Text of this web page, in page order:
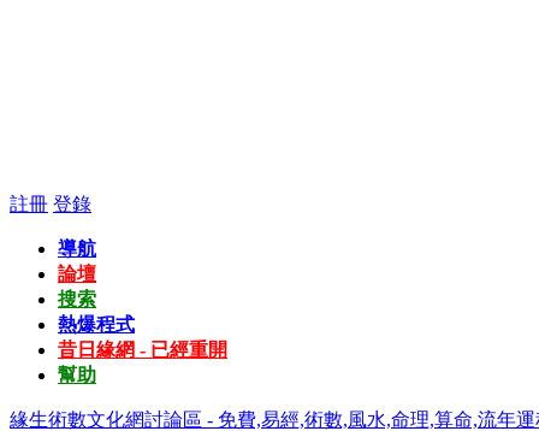
註冊 登錄
導航
論壇
搜索
熱爆程式
昔日緣網 - 已經重開
幫助
緣生術數文化網討論區 - 免費,易經,術數,風水,命理,算命,流年